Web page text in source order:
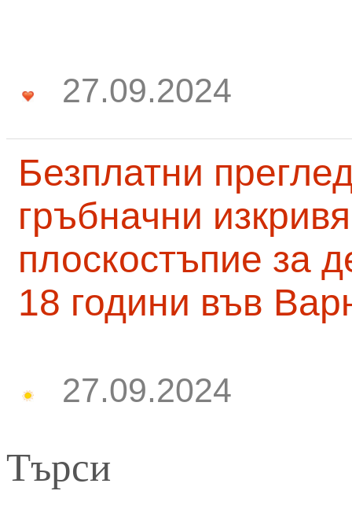
27.09.2024
Безплатни
гръбначни
плоскостъпие за
18 години във
27.09.2024
Търси